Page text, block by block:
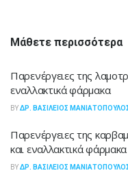
Μάθετε περισσότερα
Παρενέργειες της
εναλλακτικά φάρμακα
BYΔΡ. ΒΑΣΊΛΕΙΟΣ
Παρενέργειες της
και εναλλακτικά φάρμακα
BYΔΡ. ΒΑΣΊΛΕΙΟΣ